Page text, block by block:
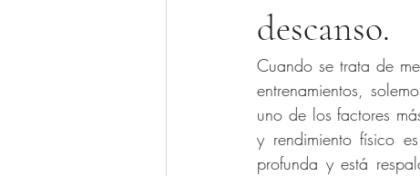
descanso.
Cuando se trata de
entrenamientos,
uno de los factores
y rendimiento físico
profunda y está